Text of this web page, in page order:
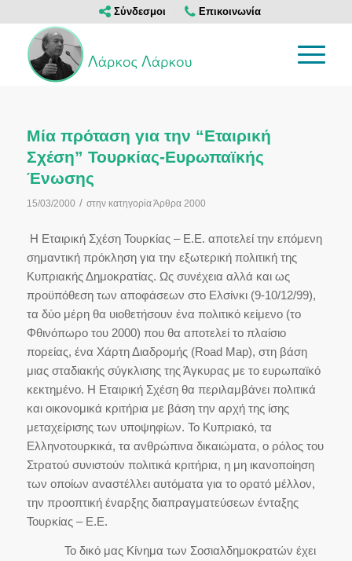
Σύνδεσμοι Επικοινωνία
Μία πρόταση για την “Εταιρική
Σχέση” Τουρκίας-Ευρωπαϊκής
Ένωσης
15/03/2000 / στην κατηγορίαΆρθρα 2000
Η Εταιρική Σχέση Τουρκίας – Ε.Ε. αποτελεί την επόμενη
σημαντική πρόκληση για την εξωτερική πολιτική της
Κυπριακής Δημοκρατίας. Ως συνέχεια αλλά και ως
προϋπόθεση των αποφάσεων στο Ελσίνκι (9-10/12/99),
τα δύο μέρη θα υιοθετήσουν ένα πολιτικό κείμενο (το
Φθινόπωρο του 2000) που θα αποτελεί το πλαίσιο
πορείας, ένα Χάρτη Διαδρομής (Road Map), στη βάση
μιας σταδιακής σύγκλισης της Άγκυρας με το ευρωπαϊκό
κεκτημένο. Η Εταιρική Σχέση θα περιλαμβάνει πολιτικά
και οικονομικά κριτήρια με βάση την αρχή της ίσης
μεταχείρισης των υποψηφίων. Το Κυπριακό, τα
Ελληνοτουρκικά, τα ανθρώπινα δικαιώματα, ο ρόλος του
Στρατού συνιστούν πολιτικά κριτήρια, η μη ικανοποίηση
των οποίων αναστέλλει αυτόματα για το ορατό μέλλον,
την προοπτική έναρξης διαπραγματεύσεων ένταξης
Τουρκίας – Ε.Ε.
Το δικό μας Κίνημα των Σοσιαλδημοκρατών έχει